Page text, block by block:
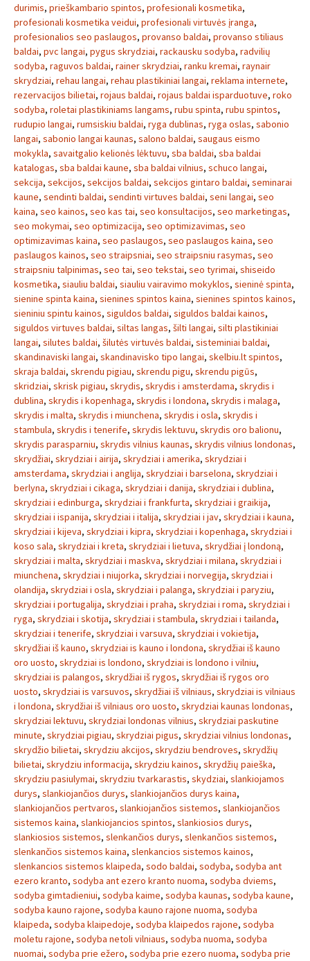
durimis, prieškambario spintos, profesionali kosmetika,
profesionali kosmetika veidui, profesionali virtuvės įranga,
profesionalios seo paslaugos, provanso baldai, provanso stiliaus
baldai, pvc langai, pygus skrydziai, rackausku sodyba, radvilių
sodyba, raguvos baldai, rainer skrydziai, ranku kremai, raynair
skrydziai, rehau langai, rehau plastikiniai langai, reklama internete,
rezervacijos bilietai, rojaus baldai, rojaus baldai isparduotuve, roko
sodyba, roletai plastikiniams langams, rubu spinta, rubu spintos,
rudupio langai, rumsiskiu baldai, ryga dublinas, ryga oslas, sabonio
langai, sabonio langai kaunas, salono baldai, saugaus eismo
mokykla, savaitgalio kelionės lėktuvu, sba baldai, sba baldai
katalogas, sba baldai kaune, sba baldai vilnius, schuco langai,
sekcija, sekcijos, sekcijos baldai, sekcijos gintaro baldai, seminarai
kaune, sendinti baldai, sendinti virtuves baldai, seni langai, seo
kaina, seo kainos, seo kas tai, seo konsultacijos, seo marketingas,
seo mokymai, seo optimizacija, seo optimizavimas, seo
optimizavimas kaina, seo paslaugos, seo paslaugos kaina, seo
paslaugos kainos, seo straipsniai, seo straipsniu rasymas, seo
straipsniu talpinimas, seo tai, seo tekstai, seo tyrimai, shiseido
kosmetika, siauliu baldai, siauliu vairavimo mokyklos, sieninė spinta,
sienine spinta kaina, sienines spintos kaina, sienines spintos kainos,
sieniniu spintu kainos, siguldos baldai, siguldos baldai kainos,
siguldos virtuves baldai, siltas langas, šilti langai, silti plastikiniai
langai, silutes baldai, šilutės virtuvės baldai, sisteminiai baldai,
skandinaviski langai, skandinavisko tipo langai, skelbiu.lt spintos,
skraja baldai, skrendu pigiau, skrendu pigu, skrendu pigūs,
skridziai, skrisk pigiau, skrydis, skrydis i amsterdama, skrydis i
dublina, skrydis i kopenhaga, skrydis i londona, skrydis i malaga,
skrydis i malta, skrydis i miunchena, skrydis i osla, skrydis i
stambula, skrydis i tenerife, skrydis lektuvu, skrydis oro balionu,
skrydis parasparniu, skrydis vilnius kaunas, skrydis vilnius londonas,
skrydžiai, skrydziai i airija, skrydziai i amerika, skrydziai i
amsterdama, skrydziai i anglija, skrydziai i barselona, skrydziai i
berlyna, skrydziai i cikaga, skrydziai i danija, skrydziai i dublina,
skrydziai i edinburga, skrydziai i frankfurta, skrydziai i graikija,
skrydziai i ispanija, skrydziai i italija, skrydziai i jav, skrydziai i kauna,
skrydziai i kijeva, skrydziai i kipra, skrydziai i kopenhaga, skrydziai i
koso sala, skrydziai i kreta, skrydziai i lietuva, skrydžiai į londoną,
skrydziai i malta, skrydziai i maskva, skrydziai i milana, skrydziai i
miunchena, skrydziai i niujorka, skrydziai i norvegija, skrydziai i
olandija, skrydziai i osla, skrydziai i palanga, skrydziai i paryziu,
skrydziai i portugalija, skrydziai i praha, skrydziai i roma, skrydziai i
ryga, skrydziai i skotija, skrydziai i stambula, skrydziai i tailanda,
skrydziai i tenerife, skrydziai i varsuva, skrydziai i vokietija,
skrydžiai iš kauno, skrydziai is kauno i londona, skrydžiai iš kauno
oro uosto, skrydziai is londono, skrydziai is londono i vilniu,
skrydziai is palangos, skrydžiai iš rygos, skrydžiai iš rygos oro
uosto, skrydziai is varsuvos, skrydžiai iš vilniaus, skrydziai is vilniaus
i londona, skrydžiai iš vilniaus oro uosto, skrydziai kaunas londonas,
skrydziai lektuvu, skrydziai londonas vilnius, skrydziai paskutine
minute, skrydziai pigiau, skrydziai pigus, skrydziai vilnius londonas,
skrydžio bilietai, skrydziu akcijos, skrydziu bendroves, skrydžių
bilietai, skrydziu informacija, skrydziu kainos, skrydžių paieška,
skrydziu pasiulymai, skrydziu tvarkarastis, skydziai, slankiojamos
durys, slankiojančios durys, slankiojančios durys kaina,
slankiojančios pertvaros, slankiojančios sistemos, slankiojančios
sistemos kaina, slankiojancios spintos, slankiosios durys,
slankiosios sistemos, slenkančios durys, slenkančios sistemos,
slenkančios sistemos kaina, slenkancios sistemos kainos,
slenkancios sistemos klaipeda, sodo baldai, sodyba, sodyba ant
ezero kranto, sodyba ant ezero kranto nuoma, sodyba dviems,
sodyba gimtadieniui, sodyba kaime, sodyba kaunas, sodyba kaune,
sodyba kauno rajone, sodyba kauno rajone nuoma, sodyba
klaipeda, sodyba klaipedoje, sodyba klaipedos rajone, sodyba
moletu rajone, sodyba netoli vilniaus, sodyba nuoma, sodyba
nuomai, sodyba prie ežero, sodyba prie ezero nuoma, sodyba prie